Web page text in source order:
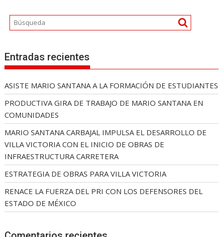
Entradas recientes
ASISTE MARIO SANTANA A LA FORMACIÓN DE ESTUDIANTES
PRODUCTIVA GIRA DE TRABAJO DE MARIO SANTANA EN
COMUNIDADES
MARIO SANTANA CARBAJAL IMPULSA EL DESARROLLO DE
VILLA VICTORIA CON EL INICIO DE OBRAS DE
INFRAESTRUCTURA CARRETERA
ESTRATEGIA DE OBRAS PARA VILLA VICTORIA
RENACE LA FUERZA DEL PRI CON LOS DEFENSORES DEL
ESTADO DE MÉXICO